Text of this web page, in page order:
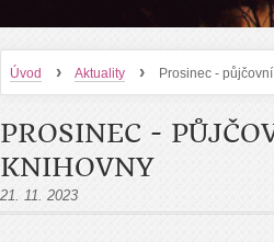
Úvod › Aktuality › Prosinec -
PROSINEC -
KNIHOVNY
21. 11. 2023